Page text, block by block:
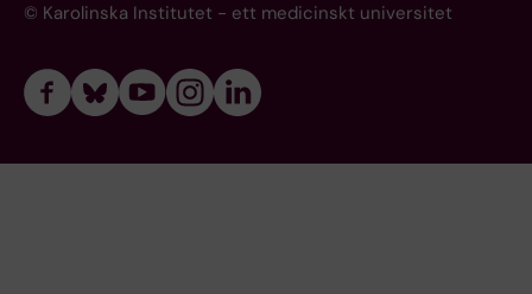
© Karolinska Institutet - ett medicinskt universitet